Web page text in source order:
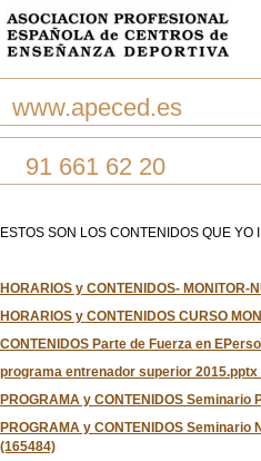
www.apeced.es
91 661 62 20
ESTOS SON LOS CONTENIDOS QUE
HORARIOS y CONTENIDOS- MONITOR-
HORARIOS y CONTENIDOS CURSO
CONTENIDOS Parte de Fuerza en
programa entrenador superior 2015.pptx
PROGRAMA y CONTENIDOS Seminario
PROGRAMA y CONTENIDOS
(165484)